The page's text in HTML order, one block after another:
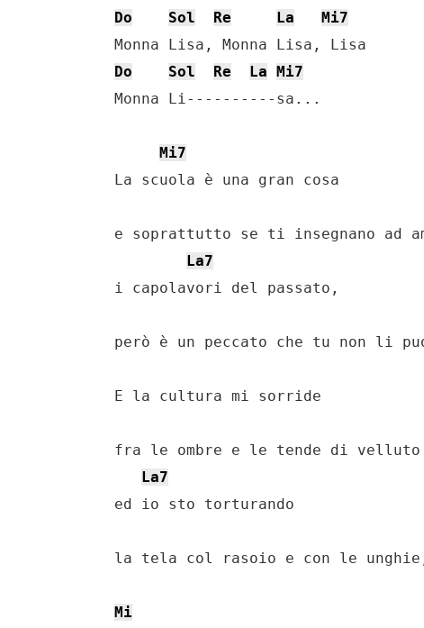
Do
Sol Re La
Mi7
    Monna Lisa, Monna Lisa, Lisa
Do
Sol Re La Mi7
    Monna Li----------sa...
Mi7
    La scuola è una gran cosa
e soprattutto se ti insegnano ad
La7
    i capolavori del passato,
però è un peccato che tu non li
    E la cultura mi sorride
    fra le ombre e le tende di velluto
La7
    ed io sto torturando
la tela col rasoio e con le
Mi